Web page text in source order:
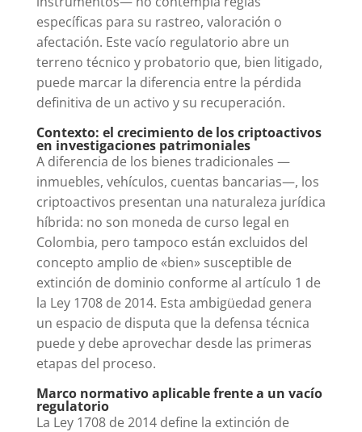
específicas para su rastreo, valoración o
afectación. Este vacío regulatorio abre un
terreno técnico y probatorio que, bien litigado,
puede marcar la diferencia entre la pérdida
definitiva de un activo y su recuperación.
Contexto: el crecimiento de los criptoactivos
en investigaciones patrimoniales
A diferencia de los bienes tradicionales —
inmuebles, vehículos, cuentas bancarias—, los
criptoactivos presentan una naturaleza jurídica
híbrida: no son moneda de curso legal en
Colombia, pero tampoco están excluidos del
concepto amplio de «bien» susceptible de
extinción de dominio conforme al artículo 1 de
la Ley 1708 de 2014. Esta ambigüedad genera
un espacio de disputa que la defensa técnica
puede y debe aprovechar desde las primeras
etapas del proceso.
Marco normativo aplicable frente a un vacío
regulatorio
La Ley 1708 de 2014 define la extinción de